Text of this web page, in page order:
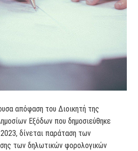
απόφαση του Διοικητή της
Εξόδων που δημοσιεύθηκε
δίνεται παράταση των
των δηλωτικών φορολογικών